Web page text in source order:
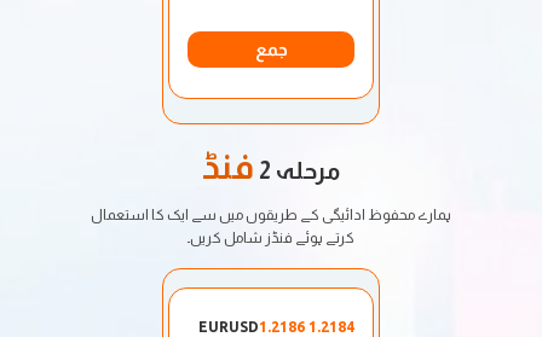
جمع
فنڈ
ہمارے محفوظ ادائیگی کے طریقوں میں سے ایک کا استعمال
کرتے ہوئے فنڈز شامل کریں۔
EURUSD